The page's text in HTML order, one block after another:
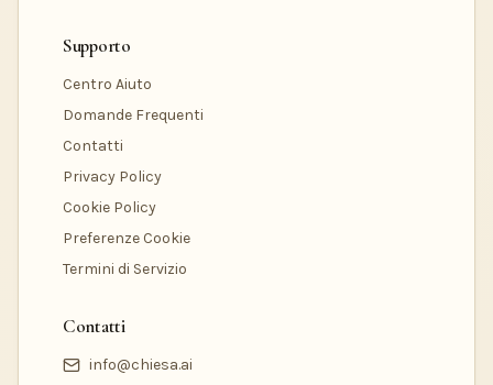
Supporto
Centro Aiuto
Domande Frequenti
Contatti
Privacy Policy
Cookie Policy
Preferenze Cookie
Termini di Servizio
Contatti
info@chiesa.ai